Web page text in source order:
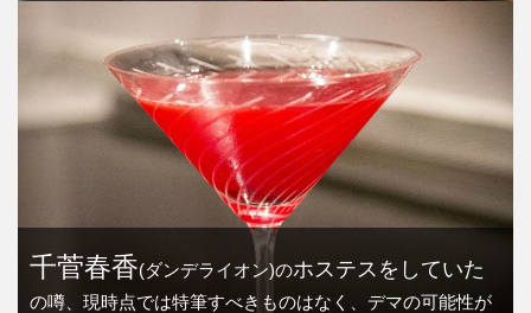
千菅春香(ダンデライオン)のホステスをしていた
の噂、現時点では特筆すべきものはなく、デマの可能性が